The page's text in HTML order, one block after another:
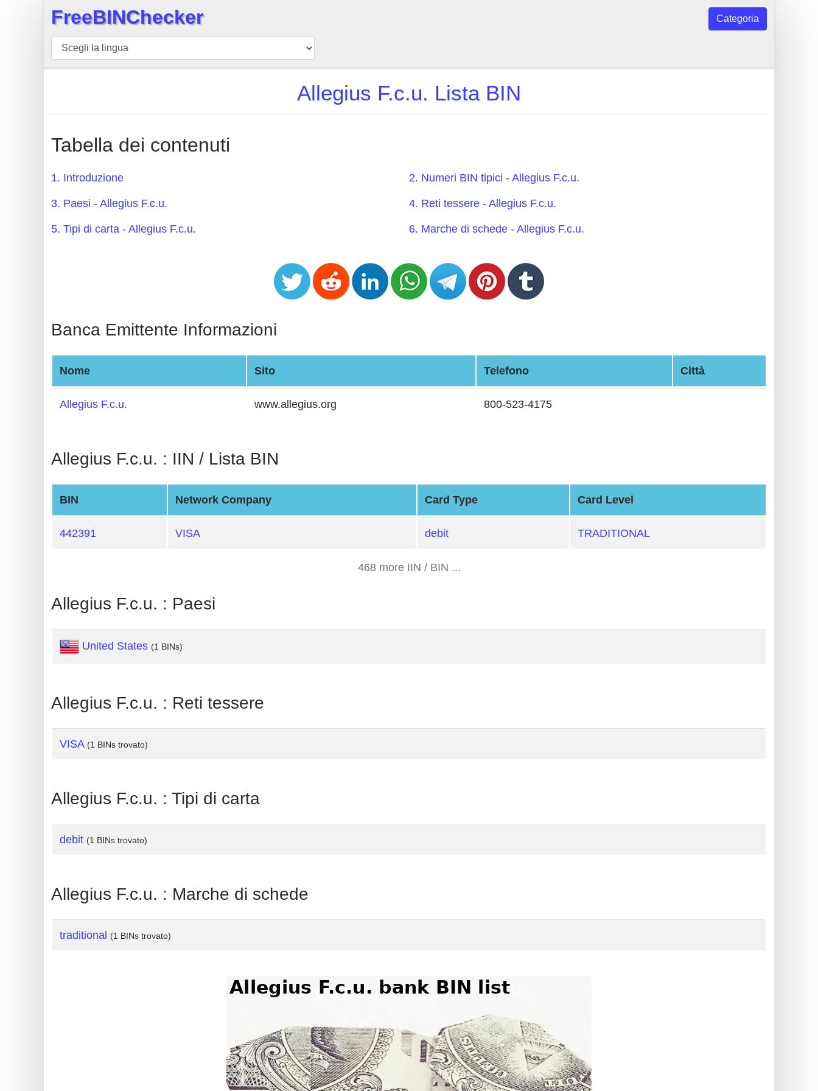
BIN
checker
BIN
Numero
BIN
API
Generator
BIN
from
Banks
Credit
Card
Card
Random
Credit
Card
Card
from
BIN
Credit
Service
What
IP
Address
?
IP
BIN
FreeBINChecker Categoria
Allegius F.c.u. Lista BIN
Tabella dei contenuti
1. Introduzione 2. Numeri BIN tipici - Allegius F.c.u.
3. Paesi - Allegius F.c.u. 4. Reti tessere - Allegius F.c.u.
5. Tipi di carta - Allegius F.c.u. 6. Marche di schede - Allegius F.c.u.
Banca Emittente Informazioni
Nome Sito Telefono Città
Allegius F.c.u. www.allegius.org 800-523-4175
Allegius F.c.u. : IIN / Lista BIN
BIN Network Company Card Type Card Level
442391 VISA debit TRADITIONAL
468 more IIN / BIN ...
Allegius F.c.u. : Paesi
United States (1 BINs)
Allegius F.c.u. : Reti tessere
VISA (1 BINs trovato)
Allegius F.c.u. : Tipi di carta
debit (1 BINs trovato)
Allegius F.c.u. : Marche di schede
traditional (1 BINs trovato)